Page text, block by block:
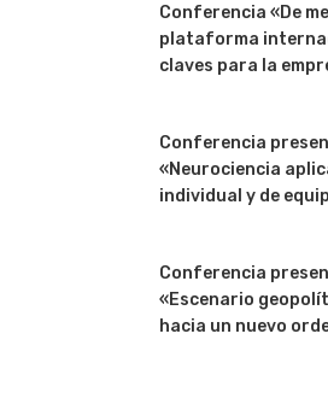
Conferencia «De
plataforma
claves para la
Conferencia
«Neurociencia
individual y de
Conferencia
«Escenario
hacia un nuevo